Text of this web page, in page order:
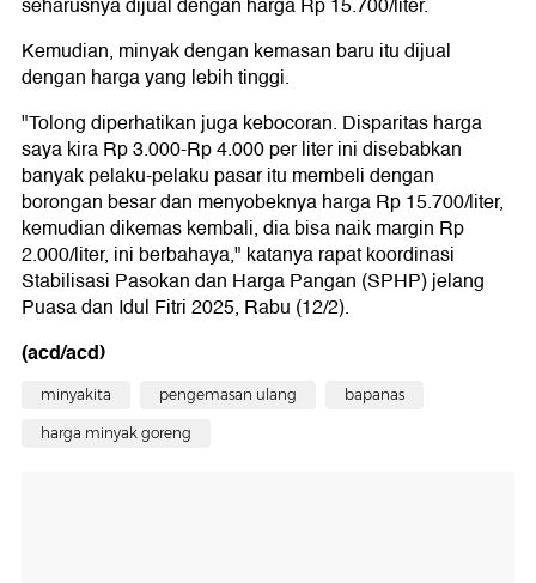
seharusnya dijual dengan harga Rp 15.700/liter.
Kemudian, minyak dengan kemasan baru itu dijual
dengan harga yang lebih tinggi.
"Tolong diperhatikan juga kebocoran. Disparitas harga
saya kira Rp 3.000-Rp 4.000 per liter ini disebabkan
banyak pelaku-pelaku pasar itu membeli dengan
borongan besar dan menyobeknya harga Rp 15.700/liter,
kemudian dikemas kembali, dia bisa naik margin Rp
2.000/liter, ini berbahaya," katanya rapat koordinasi
Stabilisasi Pasokan dan Harga Pangan (SPHP) jelang
Puasa dan Idul Fitri 2025, Rabu (12/2).
(acd/acd)
minyakita pengemasan ulang bapanas
harga minyak goreng